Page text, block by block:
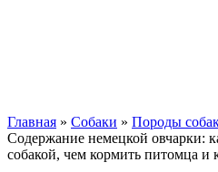
Главная » Собаки » Породы
Содержание немецкой овчарки:
собакой, чем кормить питомца и